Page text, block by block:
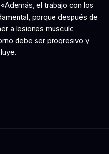
el trabajo con los
porque después de
a lesiones músculo
debe ser progresivo y